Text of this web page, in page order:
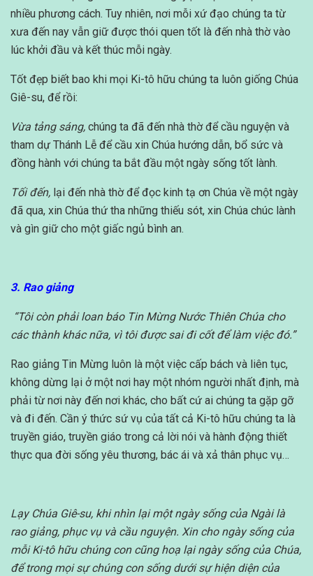
nhiều phương cách. Tuy nhiên, nơi mỗi xứ đạo chúng ta từ
xưa đến nay vẫn giữ được thói quen tốt là đến nhà thờ vào
lúc khởi đầu và kết thúc mỗi ngày.
Tốt đẹp biết bao khi mọi Ki-tô hữu chúng ta luôn giống Chúa
Giê-su, để rồi:
Vừa tảng sáng, chúng ta đã đến nhà thờ để cầu nguyện và
tham dự Thánh Lễ để cầu xin Chúa hướng dẫn, bổ sức và
đồng hành với chúng ta bắt đầu một ngày sống tốt lành.
Tối đến, lại đến nhà thờ để đọc kinh tạ ơn Chúa về một ngày
đã qua, xin Chúa thứ tha những thiếu sót, xin Chúa chúc lành
và gìn giữ cho một giấc ngủ bình an.
3. Rao giảng
“Tôi còn phải loan báo Tin Mừng Nước Thiên Chúa cho
các thành khác nữa, vì tôi được sai đi cốt để làm việc đó.”
Rao giảng Tin Mừng luôn là một việc cấp bách và liên tục,
không dừng lại ở một nơi hay một nhóm người nhất định, mà
phải từ nơi này đến nơi khác, cho bất cứ ai chúng ta gặp gỡ
và đi đến. Cần ý thức sứ vụ của tất cả Ki-tô hữu chúng ta là
truyền giáo, truyền giáo trong cả lời nói và hành động thiết
thực qua đời sống yêu thương, bác ái và xả thân phục vụ…
Lạy Chúa Giê-su, khi nhìn lại một ngày sống của Ngài là
rao giảng, phục vụ và cầu nguyện. Xin cho ngày sống của
mỗi Ki-tô hữu chúng con cũng hoạ lại ngày sống của Chúa,
để trong mọi sự chúng con sống dưới sự hiện diện của